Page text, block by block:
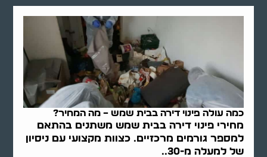
כמה עולה פינוי דירה בבית שמש – מה המחיר?
מחירי פינוי דירה בבית שמש משתנים בהתאם
למספר גורמים מרכזיים. כצוות מקצועי עם ניסיון
של למעלה מ-30..